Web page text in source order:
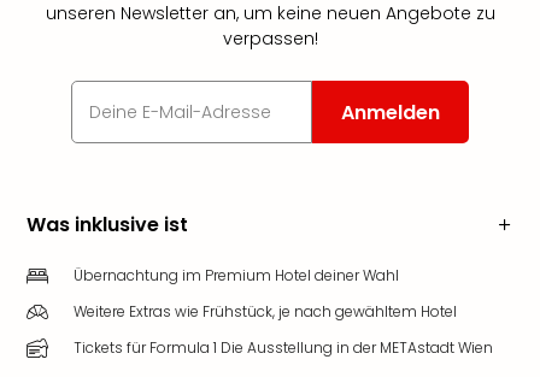
unseren Newsletter an, um keine neuen Angebote zu
verpassen!
Anmelden
Was inklusive ist
Übernachtung im Premium Hotel deiner Wahl
Weitere Extras wie Frühstück, je nach gewähltem Hotel
Tickets für Formula 1 Die Ausstellung in der METAstadt Wien